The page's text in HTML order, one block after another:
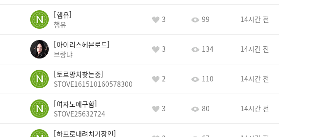
햄유
햄유
3 99 14시간 전
아이리스헤븐로드
브랑냐
3 134 14시간 전
토르망치찾는중
STOVE161510160578300
2 110 14시간 전
여자노예구함
STOVE25632724
3 80 14시간 전
하프로내려치기장인